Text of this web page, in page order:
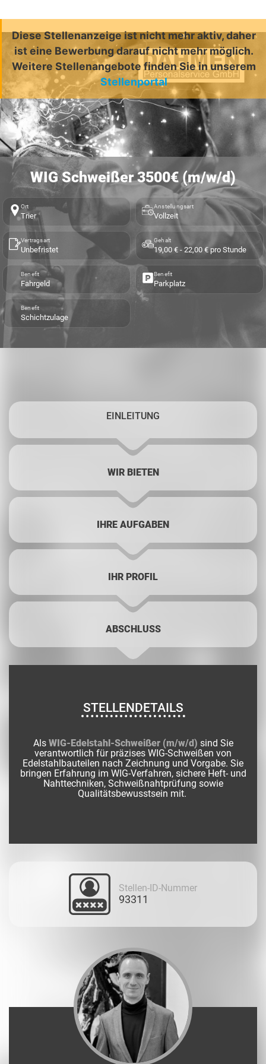
Diese Stellenanzeige ist nicht mehr aktiv, daher
ist eine Bewerbung darauf nicht mehr möglich.
Weitere Stellenangebote finden Sie in unserem
Stellenportal
WIG Schweißer 3500€ (m/w/d)
Ort
Trier
Anstellungsart
Vollzeit
Vertragsart
Unbefristet
Gehalt
19,00 € - 22,00 € pro Stunde
Benefit
Fahrgeld
Benefit
Parkplatz
Benefit
Schichtzulage
EINLEITUNG
WIR BIETEN
IHRE AUFGABEN
IHR PROFIL
ABSCHLUSS
STELLENDETAILS
Als WIG-Edelstahl-Schweißer (m/w/d) sind Sie
verantwortlich für präzises WIG-Schweißen von
Edelstahlbauteilen nach Zeichnung und Vorgabe. Sie
bringen Erfahrung im WIG-Verfahren, sichere Heft- und
Nahttechniken, Schweißnahtprüfung sowie
Qualitätsbewusstsein mit.
Stellen-ID-Nummer
93311